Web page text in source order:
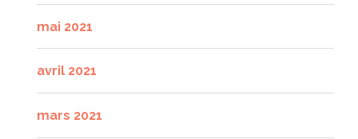
mai 2021
avril 2021
mars 2021